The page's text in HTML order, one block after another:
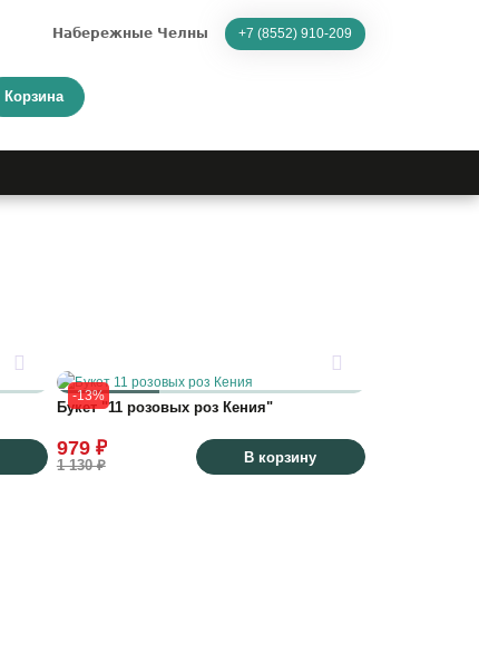
Набережные Челны +7 (8552) 910-209
Корзина
-13%
Букет "11 розовых роз Кения"
979 ₽
1 130 ₽ В корзину